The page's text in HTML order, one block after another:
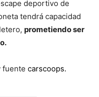
deportivo de
tendrá capacidad
prometiendo ser
fuente carscoops.